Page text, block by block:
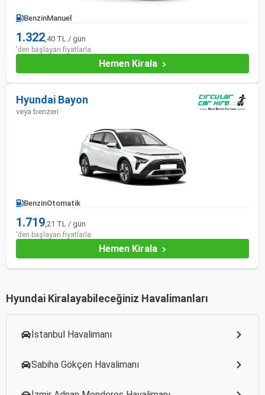
BenzinManuel
1.322,40 TL / gün
'den başlayan fiyatlarla
Hemen Kirala
Hyundai Bayon
veya benzeri
BenzinOtomatik
1.719,21 TL / gün
'den başlayan fiyatlarla
Hemen Kirala
Hyundai Kiralayabileceğiniz Havalimanları
İstanbul Havalimanı
Sabiha Gökçen Havalimanı